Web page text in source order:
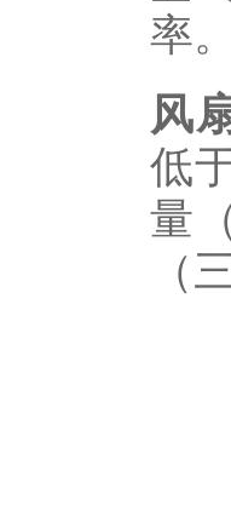
率
风
低
量
（